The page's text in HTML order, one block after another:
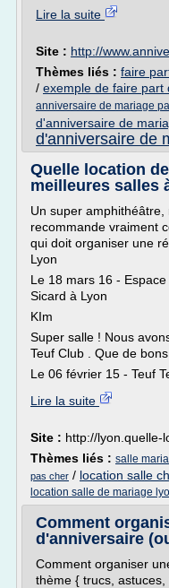
Lire la suite
Site : http://
Thèmes liés : faire
/ exemple de faire part
anniversaire de mariage
d'anniversaire de
d'anniversaire de
Quelle location
meilleures salles
Un super
recommande vraiment
qui doit organiser une
Lyon
Le 18 mars 16 -
Sicard à Lyon
KIm
Super salle ! Nous
Teuf Club . Que de
Le 06 février 15 - Teuf
Lire la suite
Site : http://lyon.quelle-
Thèmes liés : salle
pas cher / location salle
location salle de mariage
Comment
d'anniversaire
Comment organiser
thème { trucs,